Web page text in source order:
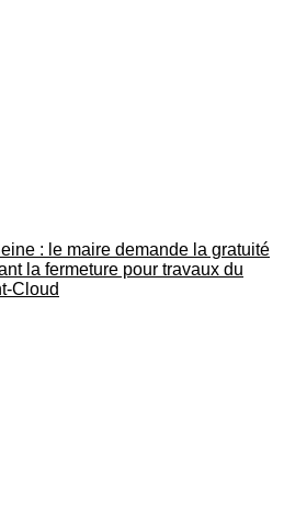
: le maire demande la gratuité
la fermeture pour travaux du
Cloud